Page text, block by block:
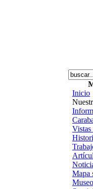
Inicio
Vistas
Mapa